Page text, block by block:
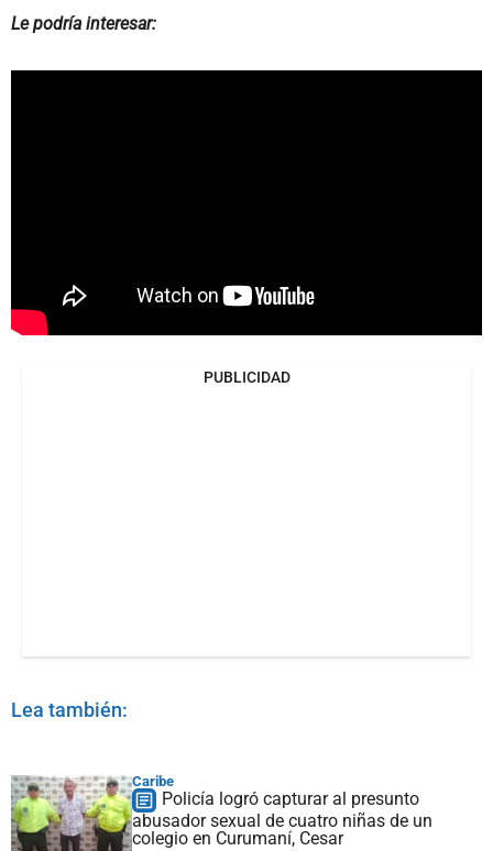
Le podría interesar:
PUBLICIDAD
Lea también:
Caribe
Policía logró capturar al presunto
abusador sexual de cuatro niñas de un
colegio en Curumaní, Cesar